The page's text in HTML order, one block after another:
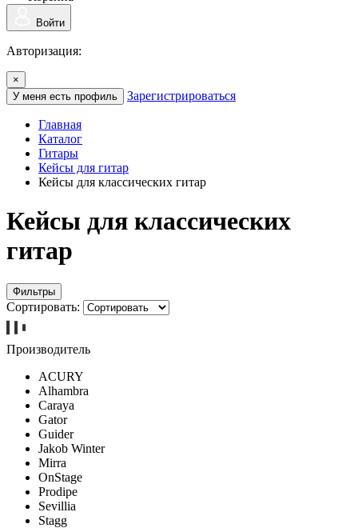
Войти
Авторизация:
×
У меня есть профиль
Зарегистрироваться
Главная
Каталог
Гитары
Кейсы для гитар
Кейсы для классических гитар
Кейсы для классических
гитар
Фильтры
Сортировать:
Производитель
ACURY
Alhambra
Caraya
Gator
Guider
Jakob Winter
Mirra
OnStage
Prodipe
Sevillia
Stagg